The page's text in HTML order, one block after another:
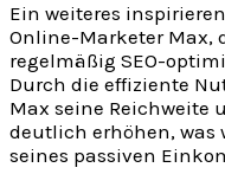
Ein weiteres
Online-Marketer Max,
regelmäßig SEO-
Durch die effiziente
Max seine
deutlich erhöhen, was
seines passiven